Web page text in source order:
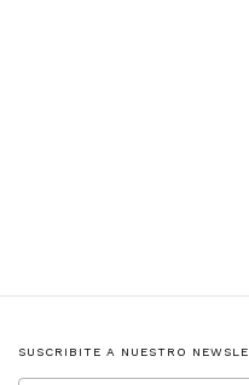
SUSCRIBITE A NUESTRO